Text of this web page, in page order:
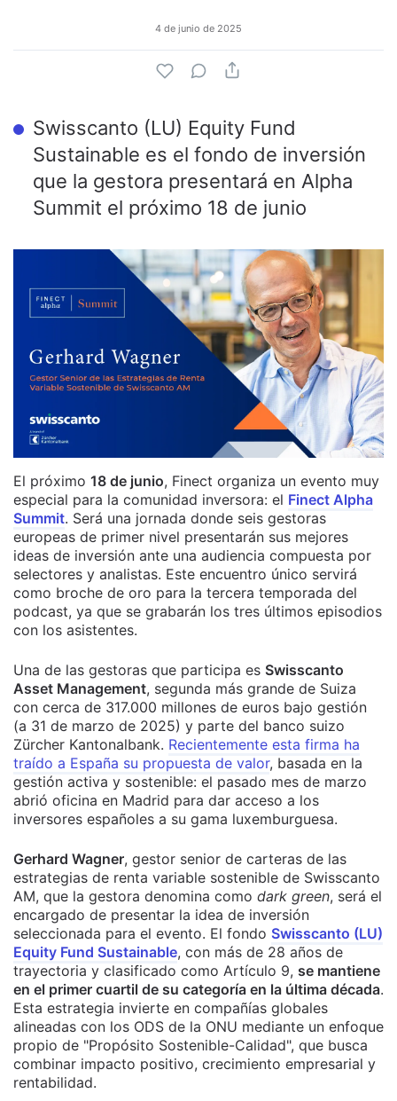
4 de junio de 2025
Swisscanto (LU) Equity Fund
Sustainable es el fondo de inversión
que la gestora presentará en Alpha
Summit el próximo 18 de junio
El próximo 18 de junio, Finect organiza un evento muy
especial para la comunidad inversora: el Finect Alpha
Summit. Será una jornada donde seis gestoras
europeas de primer nivel presentarán sus mejores
ideas de inversión ante una audiencia compuesta por
selectores y analistas. Este encuentro único servirá
como broche de oro para la tercera temporada del
podcast, ya que se grabarán los tres últimos episodios
con los asistentes.
Una de las gestoras que participa es Swisscanto
Asset Management, segunda más grande de Suiza
con cerca de 317.000 millones de euros bajo gestión
(a 31 de marzo de 2025) y parte del banco suizo
Zürcher Kantonalbank. Recientemente esta firma ha
traído a España su propuesta de valor, basada en la
gestión activa y sostenible: el pasado mes de marzo
abrió oficina en Madrid para dar acceso a los
inversores españoles a su gama luxemburguesa.
Gerhard Wagner, gestor senior de carteras de las
estrategias de renta variable sostenible de Swisscanto
AM, que la gestora denomina como dark green, será el
encargado de presentar la idea de inversión
seleccionada para el evento. El fondo Swisscanto (LU)
Equity Fund Sustainable, con más de 28 años de
trayectoria y clasificado como Artículo 9, se mantiene
en el primer cuartil de su categoría en la última década.
Esta estrategia invierte en compañías globales
alineadas con los ODS de la ONU mediante un enfoque
propio de "Propósito Sostenible-Calidad", que busca
combinar impacto positivo, crecimiento empresarial y
rentabilidad.